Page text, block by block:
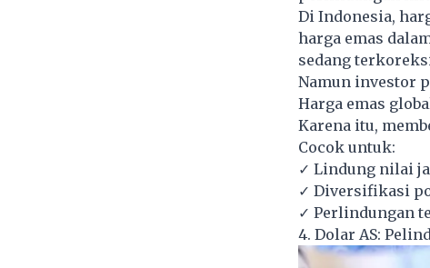
Di Indonesia,
harga emas
sedang
Namun investor
Harga emas
Karena itu,
Cocok untuk:
✓ Lindung nilai
✓ Diversifikasi
✓ Perlindungan
4. Dolar AS: